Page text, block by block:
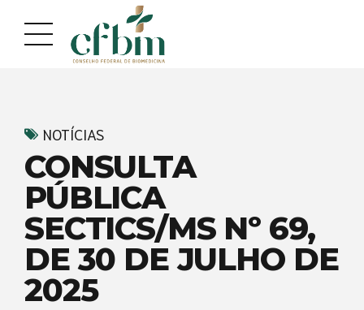
conteúdo
navegação
NOTÍCIAS
CONSULTA
PÚBLICA
SECTICS/MS Nº 69,
DE 30 DE JULHO DE
2025